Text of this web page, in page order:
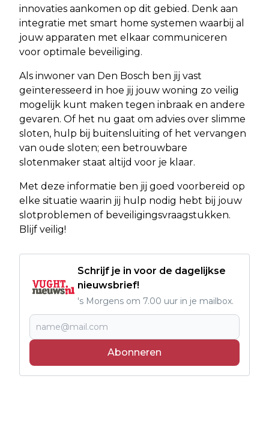
innovaties aankomen op dit gebied. Denk aan
integratie met smart home systemen waarbij al
jouw apparaten met elkaar communiceren
voor optimale beveiliging.
Als inwoner van Den Bosch ben jij vast
geïnteresseerd in hoe jij jouw woning zo veilig
mogelijk kunt maken tegen inbraak en andere
gevaren. Of het nu gaat om advies over slimme
sloten, hulp bij buitensluiting of het vervangen
van oude sloten; een betrouwbare
slotenmaker staat altijd voor je klaar.
Met deze informatie ben jij goed voorbereid op
elke situatie waarin jij hulp nodig hebt bij jouw
slotproblemen of beveiligingsvraagstukken.
Blijf veilig!
Schrijf je in voor de dagelijkse
nieuwsbrief!
's Morgens om 7.00 uur in je mailbox.
Abonneren